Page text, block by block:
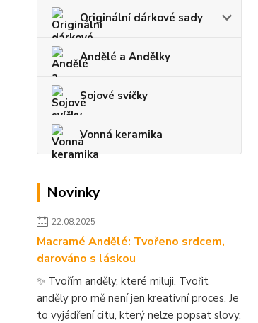
Originální dárkové sady
Andělé a Andělky
Sojové svíčky
Vonná keramika
Novinky
22.08.2025
Macramé Andělé: Tvořeno srdcem,
darováno s láskou
✨ Tvořím anděly, které miluji. Tvořit
anděly pro mě není jen kreativní proces. Je
to vyjádření citu, který nelze popsat slovy.